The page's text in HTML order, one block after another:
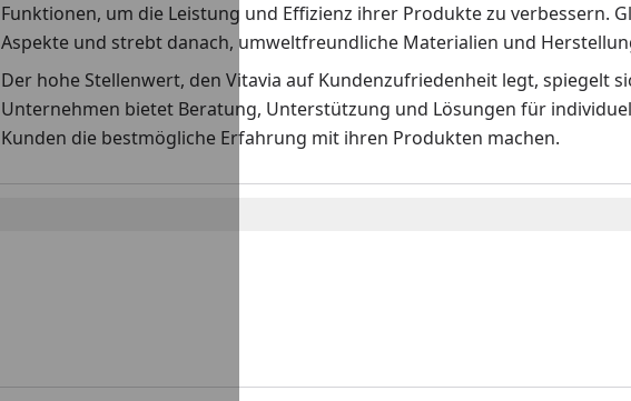
Funktionen, um die Leistung und Effizienz ihrer Produkte zu verbessern.
Aspekte und strebt danach, umweltfreundliche Materialien und
Der hohe Stellenwert, den Vitavia auf Kundenzufriedenheit legt, spiegelt
Unternehmen bietet Beratung, Unterstützung und Lösungen für
Kunden die bestmögliche Erfahrung mit ihren Produkten machen.